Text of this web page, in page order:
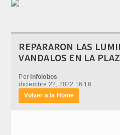
REPARARON LAS
VANDALOS EN LA
Por Infolobos
diciembre 22, 2022 16:16
Volver a la Home